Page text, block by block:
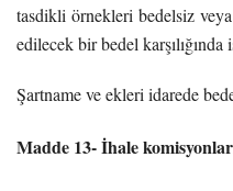
tasdikli örnekleri bedelsiz
edilecek bir bedel karşılığında
Şartname ve ekleri idarede
Madde 13- İhale